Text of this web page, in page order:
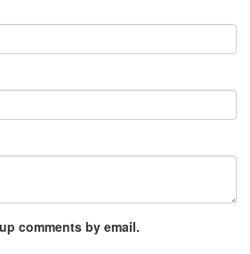
comments by email.